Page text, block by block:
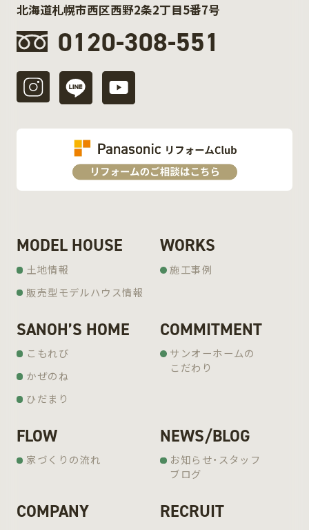
北海道札幌市西区西野2条2丁目5番7号
0120-308-551
MODEL HOUSE
土地情報
販売型モデルハウス情報
WORKS
施工事例
SANOH’S HOME
こもれび
かぜのね
ひだまり
COMMITMENT
サンオーホームの
こだわり
FLOW
家づくりの流れ
NEWS/BLOG
お知らせ・スタッフ
ブログ
COMPANY RECRUIT